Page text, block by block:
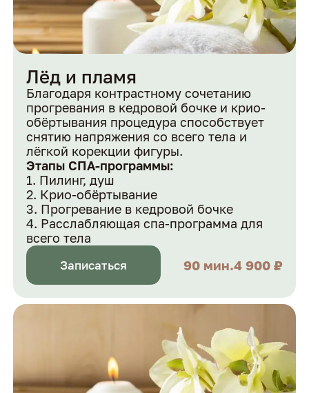
Лёд и пламя
Благодаря контрастному сочетанию
прогревания в кедровой бочке и крио-
обёртывания процедура способствует
снятию напряжения со всего тела и
лёгкой корекции фигуры.
Этапы СПА-программы:
Пилинг, душ
Крио-обёртывание
Прогревание в кедровой бочке
Расслабляющая спа-программа для
всего тела
Записаться 90 мин.4 900 ₽